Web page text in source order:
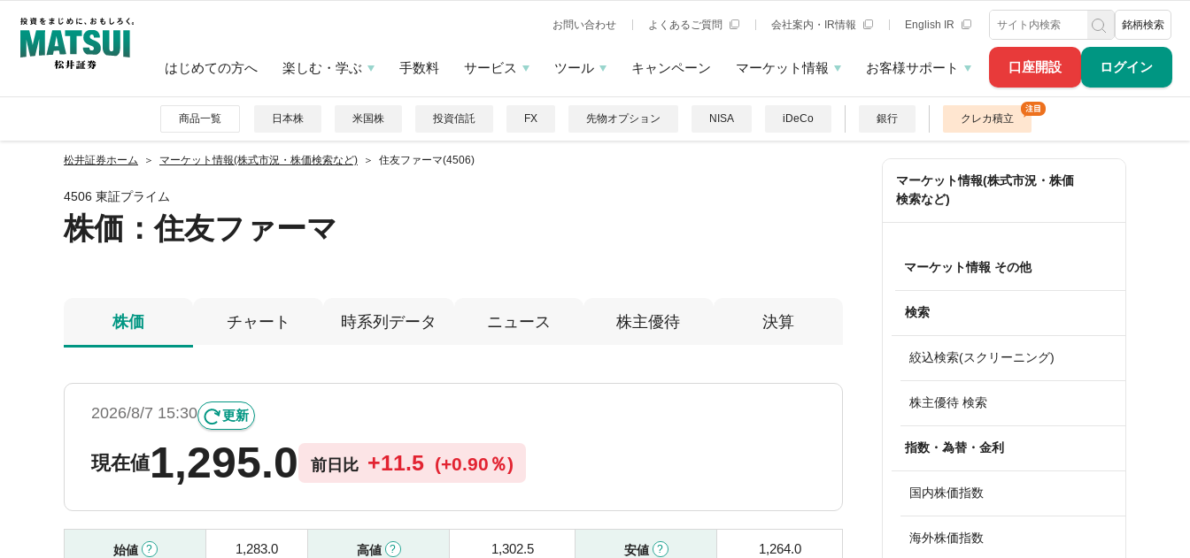
口座開設 ログイン
お問い合わせ よくあるご質問 会社案内・IR情報 English IR 銘柄検索
はじめての方へ 楽しむ・学ぶ 手数料 サービス ツール キャンペーン マーケット情報 お客様サポート
商品一覧 日本株 米国株 投資信託 FX 先物オプション NISA iDeCo 銀行 クレカ積立
松井証券ホーム マーケット情報(株式市況・株価検索など) 住友ファーマ(4506)
4506 東証プライム
株価 ：住友ファーマ
株価 チャート 時系列データ ニュース 株主優待 決算
2026/8/7 15:30 更新
現在値1,295.0 前日比 +11.5 (+0.90％)
始値 1,283.0 高値 1,302.5 安値 1,264.0
マーケット情報(株式市況・株価
検索など)
マーケット情報 その他
検索
絞込検索(スクリーニング)
株主優待 検索
指数・為替・金利
国内株価指数
海外株価指数